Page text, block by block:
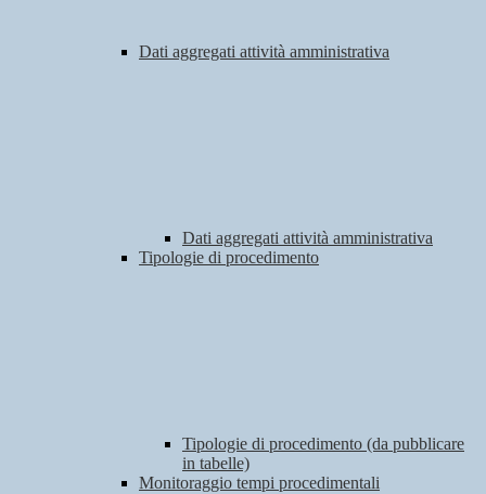
Dati aggregati attività amministrativa
Dati aggregati attività amministrativa
Tipologie di procedimento
Tipologie di procedimento (da pubblicare
in tabelle)
Monitoraggio tempi procedimentali